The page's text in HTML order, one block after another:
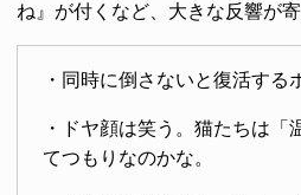
ね』が付くなど、大きな反響が寄
・同時に倒さないと復活する
・ドヤ顔は笑う。猫たちは「
てつもりなのかな。